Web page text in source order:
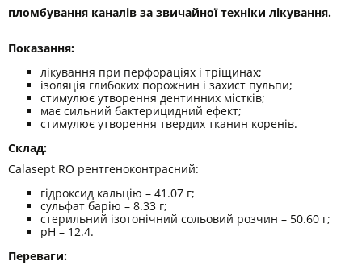
пломбування каналів за звичайної техніки лікування.
Показання:
лікування при перфораціях і тріщинах;
ізоляція глибоких порожнин і захист пульпи;
стимулює утворення дентинних містків;
має сильний бактерицидний ефект;
стимулює утворення твердих тканин коренів.
Склад:
Calasept RO рентгеноконтрасний:
гідроксид кальцію – 41.07 г;
сульфат барію – 8.33 г;
стерильний ізотонічний сольовий розчин – 50.60 г;
рН – 12.4.
Переваги: